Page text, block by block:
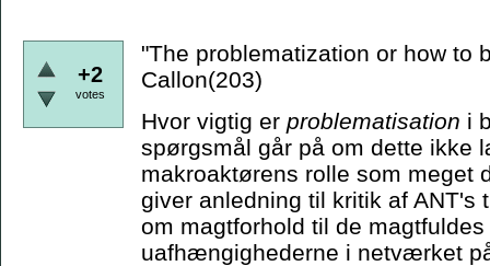
+2
votes
"The problematization or how to
Callon(203)
Hvor vigtig er problematisation i
spørgsmål går på om dette ikke
makroaktørens rolle som meget
giver anledning til kritik af ANT's
om magtforhold til de
uafhængighederne i netværket